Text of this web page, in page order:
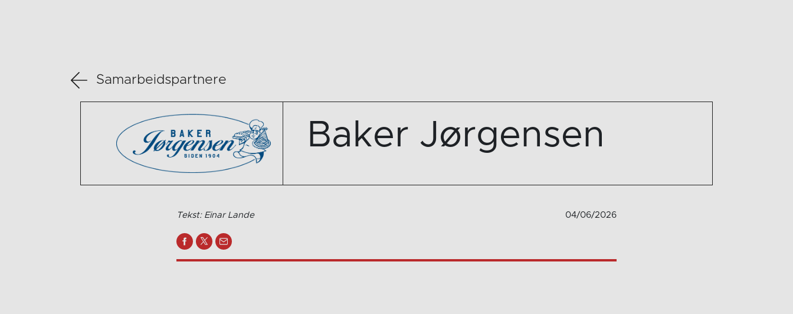
Samarbeidspartnere
Baker Jørgensen
Tekst: Einar Lande 04/06/2026